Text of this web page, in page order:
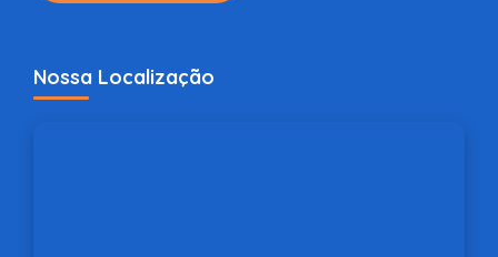
Nossa Localização